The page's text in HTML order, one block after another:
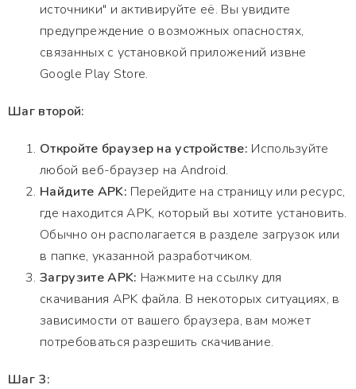
источники" и активируйте её. Вы увидите
предупреждение о возможных опасностях,
связанных с установкой приложений извне
Google Play Store.
Шаг второй:
Откройте браузер на устройстве: Используйте
любой веб-браузер на Android.
Найдите APK: Перейдите на страницу или ресурс,
где находится APK, который вы хотите установить.
Обычно он располагается в разделе загрузок или
в папке, указанной разработчиком.
Загрузите APK: Нажмите на ссылку для
скачивания APK файла. В некоторых ситуациях, в
зависимости от вашего браузера, вам может
потребоваться разрешить скачивание.
Шаг 3: